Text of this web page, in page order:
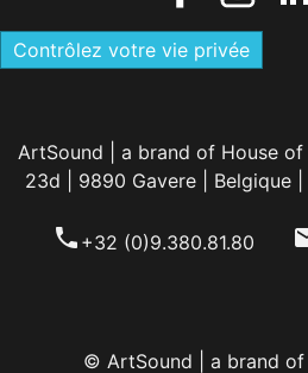
Contrôlez votre vie privée
ArtSound | a brand of House
23d | 9890 Gavere | Belgique |
phone +32 (0)9.380.81.80
© ArtSound | a brand of